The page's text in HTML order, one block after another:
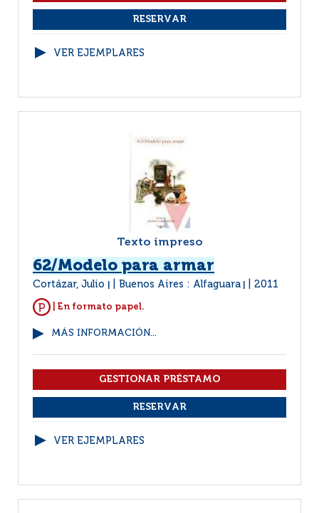
VER EJEMPLARES
Texto impreso
62/Modelo para armar
Cortázar, Julio Buenos Aires : Alfaguara 2011
| En formato papel.
MÁS INFORMACIÓN...
VER EJEMPLARES